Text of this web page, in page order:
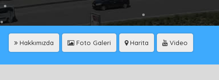
Hakkımızda Foto Galeri Harita Video